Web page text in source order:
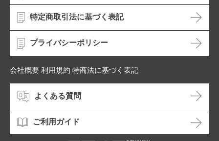
特定商取引法に基づく表記
プライバシーポリシー
会社概要 利用規約 特商法に基づく表記
よくある質問
ご利用ガイド